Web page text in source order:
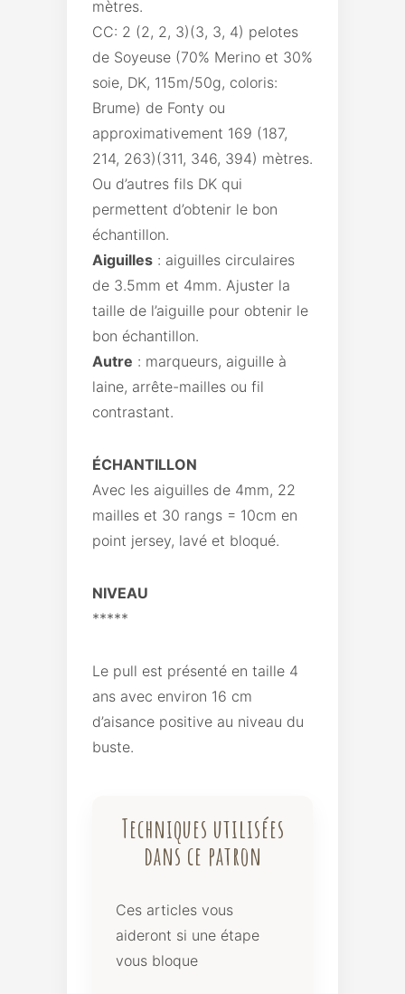
mètres.
CC: 2 (2, 2, 3)(3, 3, 4) pelotes
de Soyeuse (70% Merino et 30%
soie, DK, 115m/50g, coloris:
Brume) de Fonty ou
approximativement 169 (187,
214, 263)(311, 346, 394) mètres.
Ou d’autres fils DK qui
permettent d’obtenir le bon
échantillon.
Aiguilles : aiguilles circulaires
de 3.5mm et 4mm. Ajuster la
taille de l’aiguille pour obtenir le
bon échantillon.
Autre : marqueurs, aiguille à
laine, arrête-mailles ou fil
contrastant.
ÉCHANTILLON
Avec les aiguilles de 4mm, 22
mailles et 30 rangs = 10cm en
point jersey, lavé et bloqué.
NIVEAU
*****
Le pull est présenté en taille 4
ans avec environ 16 cm
d’aisance positive au niveau du
buste.
Techniques utilisées
dans ce patron
Ces articles vous
aideront si une étape
vous bloque